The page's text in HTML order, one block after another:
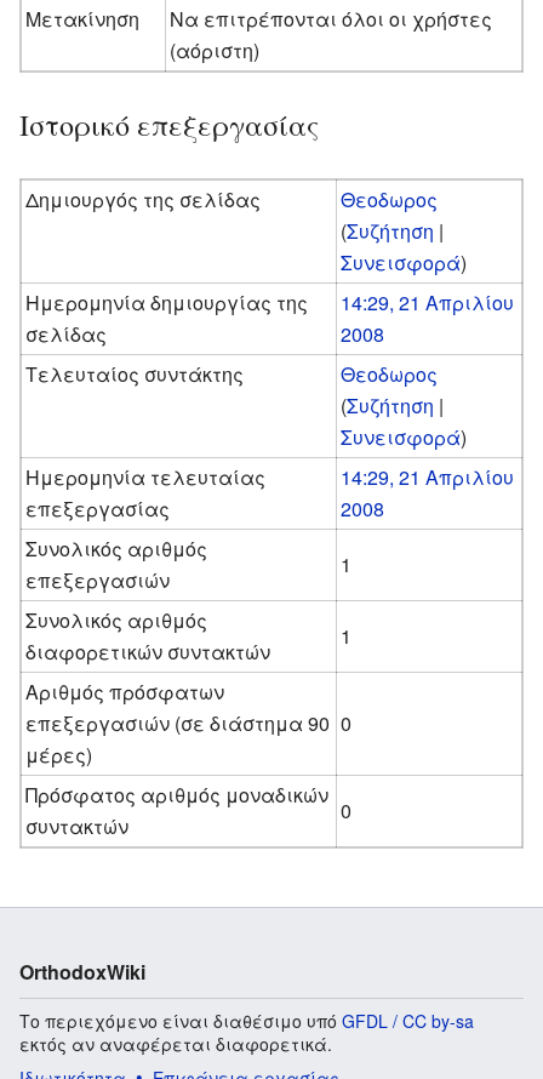
Μετακίνηση
Να επιτρέπονται όλοι οι χρήστες
(αόριστη)
Ιστορικό επεξεργασίας
Δημιουργός της σελίδας
Θεοδωρος
(Συζήτηση |
Συνεισφορά)
Ημερομηνία δημιουργίας της
σελίδας
14:29, 21 Απριλίου
2008
Τελευταίος συντάκτης
Θεοδωρος
(Συζήτηση |
Συνεισφορά)
Ημερομηνία τελευταίας
επεξεργασίας
14:29, 21 Απριλίου
2008
Συνολικός αριθμός
επεξεργασιών
1
Συνολικός αριθμός
διαφορετικών συντακτών
1
Αριθμός πρόσφατων
επεξεργασιών (σε διάστημα 90
μέρες)
0
Πρόσφατος αριθμός μοναδικών
συντακτών
0
OrthodoxWiki
Το περιεχόμενο είναι διαθέσιμο υπό GFDL / CC by-sa
εκτός αν αναφέρεται διαφορετικά.